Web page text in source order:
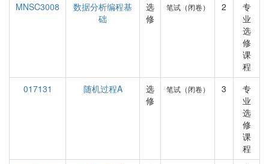
MNSC3008
数据分析编程基
础
选
修
笔试（闭卷） 2
专
业
选
修
课
程
017131
随机过程A
选
修
笔试（闭卷） 3
专
业
选
修
课
程